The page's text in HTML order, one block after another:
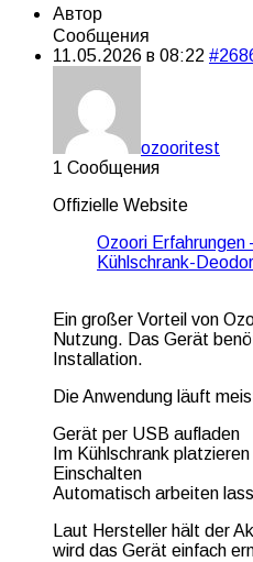
Автор
Сообщения
11.05.2026 в 08:22
ozooritest
1 Сообщения
Offizielle Website
Ozoori
Kühlschrank-
Ein großer Vorteil von
Nutzung. Das Gerät
Installation.
Die Anwendung läuft
Gerät per USB aufladen
Im Kühlschrank platzieren
Einschalten
Automatisch arbeiten
Laut Hersteller hält der
wird das Gerät einfach